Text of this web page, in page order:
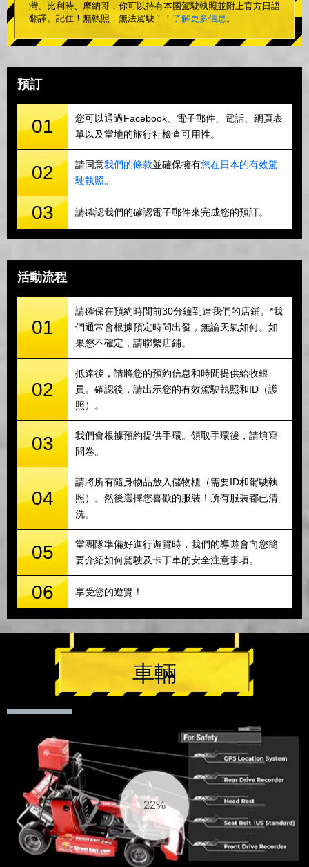
灣、比利時、摩納哥，你可以持有本國駕駛執照並附上官方日語
翻譯。記住！無執照，無法駕駛！！ 了解更多信息。
預訂
01
您可以通過Facebook、電子郵件、電話、網頁表
單以及當地的旅行社檢查可用性。
02 請同意我們的條款並確保擁有您在日本的有效駕
駛執照。
03 請確認我們的確認電子郵件來完成您的預訂。
活動流程
01
請確保在預約時間前30分鐘到達我們的店鋪。*我
們通常會根據預定時間出發，無論天氣如何。如
果您不確定，請聯繫店鋪。
02
抵達後，請將您的預約信息和時間提供給收銀
員。確認後，請出示您的有效駕駛執照和ID（護
照）。
03
我們會根據預約提供手環。領取手環後，請填寫
問卷。
04
請將所有隨身物品放入儲物櫃（需要ID和駕駛執
照）。然後選擇您喜歡的服裝！所有服裝都已清
洗。
05
當團隊準備好進行遊覽時，我們的導遊會向您簡
要介紹如何駕駛及卡丁車的安全注意事項。
06 享受您的遊覽！
車輛
23%